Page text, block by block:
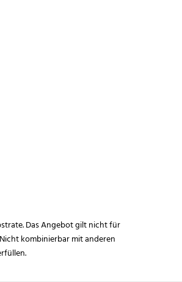
Das Angebot gilt nicht für
kombinierbar mit anderen